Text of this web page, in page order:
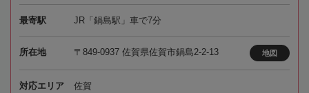
最寄駅 JR「鍋島駅」車で7分
所在地 〒849-0937 佐賀県佐賀市鍋島2-2-13 地図
対応エリア 佐賀